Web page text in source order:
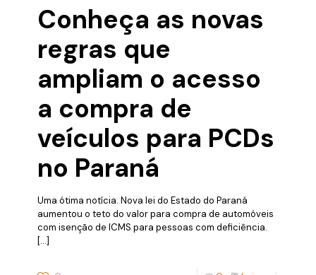
Conheça as novas
regras que
ampliam o acesso
a compra de
veículos para PCDs
no Paraná
Uma ótima notícia. Nova lei do Estado do Paraná
aumentou o teto do valor para compra de automóveis
com isenção de ICMS para pessoas com deficiência.
[…]